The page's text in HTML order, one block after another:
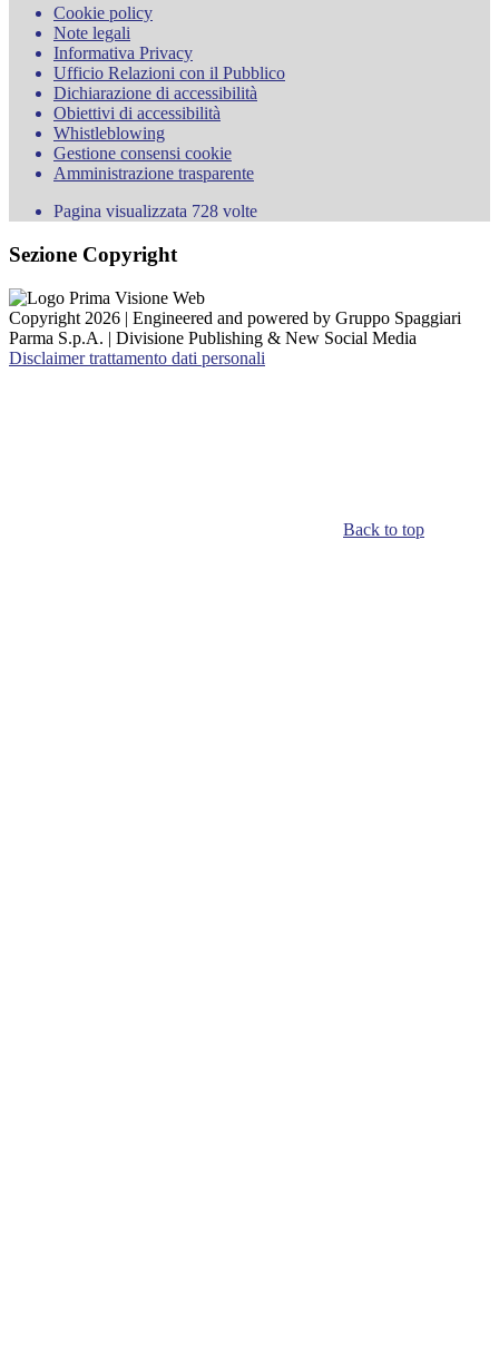
Cookie policy
Note legali
Informativa Privacy
Ufficio Relazioni con il Pubblico
Dichiarazione di accessibilità
Obiettivi di accessibilità
Whistleblowing
Gestione consensi cookie
Amministrazione trasparente
Pagina visualizzata 728 volte
Sezione Copyright
Copyright 2026 | Engineered and powered by Gruppo Spaggiari
Parma S.p.A. | Divisione Publishing & New Social Media
Disclaimer trattamento dati personali
Back to top